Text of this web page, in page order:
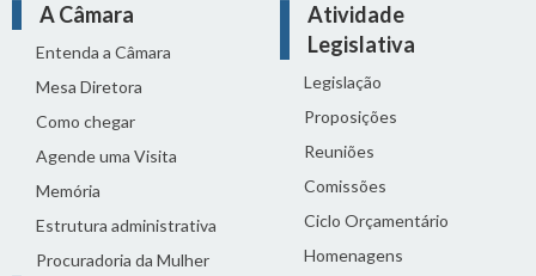
A Câmara
Entenda a Câmara
Mesa Diretora
Como chegar
Agende uma Visita
Memória
Estrutura administrativa
Procuradoria da Mulher
Atividade
Legislativa
Legislação
Proposições
Reuniões
Comissões
Ciclo Orçamentário
Homenagens